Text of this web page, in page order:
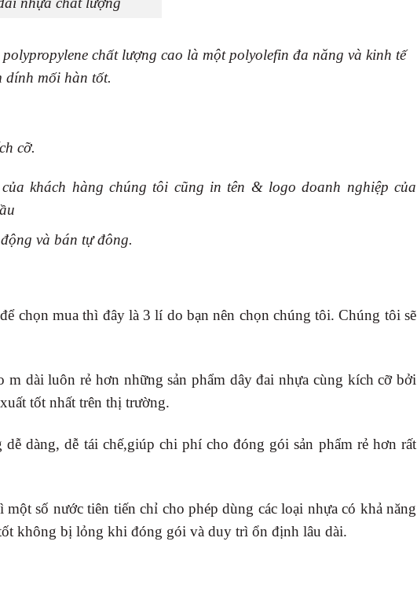
chất lượng cao là một polyolefin đa năng và kinh tế
dính mối hàn tốt.
cỡ.
khách hàng chúng tôi cũng in tên & logo doanh nghiệp của
và bán tự đông.
chọn mua thì đây là 3 lí do bạn nên chọn chúng tôi. Chúng tôi sẽ
m dài luôn rẻ hơn những sản phẩm dây đai nhựa cùng kích cỡ bởi
tốt nhất trên thị trường.
dàng, dễ tái chế,giúp chi phí cho đóng gói sản phẩm rẻ hơn rất
số nước tiên tiến chỉ cho phép dùng các loại nhựa có khả năng
không bị lỏng khi đóng gói và duy trì ổn định lâu dài.